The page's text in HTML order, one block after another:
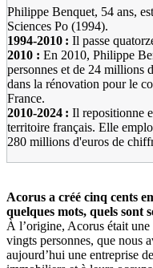
Philippe Benquet, 54 ans,
Sciences Po (1994).
1994-2010 : Il passe
2010 : En 2010, Philippe
personnes et de 24 millions
dans la rénovation pour le
France.
2010-2024 : Il repositionne
territoire français. Elle
280 millions d'euros de
Acorus a créé cinq cents
quelques mots, quels sont
À l’origine, Acorus était
vingts personnes, que nous
aujourd’hui une entreprise